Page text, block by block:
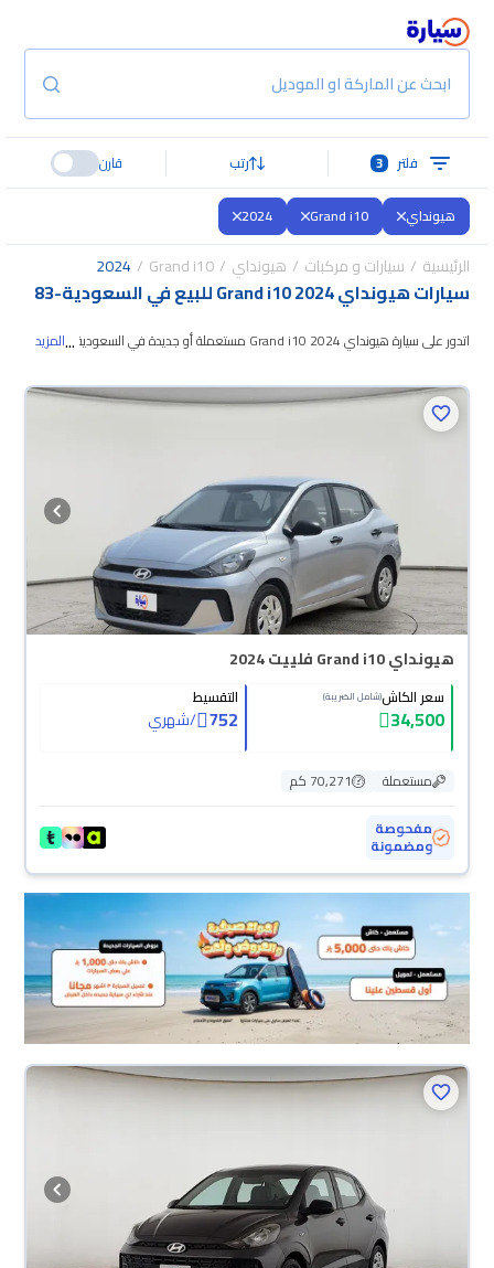
ابحث عن الماركة او الموديل
فلتر 3 رتب قارن
هيونداي Grand i10
2024
الرئيسية سيارات و مركبات هيونداي Grand i10
2024
سيارات هيونداي Grand i10 2024 للبيع في السعودية -
83
اتدور على سيارة هيونداي Grand i10 2024 مستعملة أو جديدة في السعودية؟
جميع سيارات هيونداي Grand i10 2024 المستعملة مضمونة ومفحوصة بأكثر
تقدر تشتريها كاش أو تقسيط، وتحجزها أونلاين، وبتوصلك لين باب بيتك.
...المزيد
هيونداي Grand i10 فلييت 2024
سعر الكاش(شامل الضريبة)
34,500
التقسيط
752
/شهري
مستعملة
70,271 كم
مفحوصة
ومضمونة